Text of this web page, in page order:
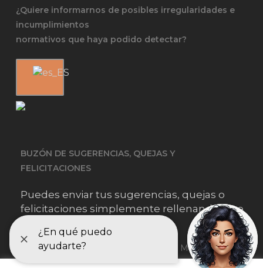
¿Quiere informarnos de posibles irregularidades e
incumplimientos
normativos que haya podido detectar?
BUZÓN DE SUGERENCIAS, QUEJAS Y
FELICITACIONES
Puedes enviar tus sugerencias, quejas o
felicitaciones simplemente rellenando este